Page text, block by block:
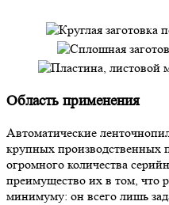
Область применения
Автоматические
крупных производственных
огромного количества
преимущество их в том, что
минимуму: он всего лишь